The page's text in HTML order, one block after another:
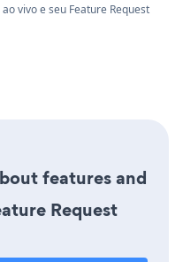
vivo e seu Feature Request
features and
Request